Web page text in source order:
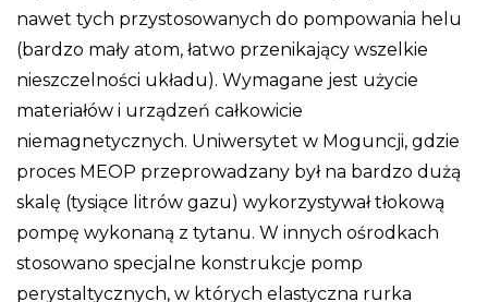
nawet tych przystosowanych do pompowania helu
(bardzo mały atom, łatwo przenikający wszelkie
nieszczelności układu). Wymagane jest użycie
materiałów i urządzeń całkowicie
niemagnetycznych. Uniwersytet w Moguncji, gdzie
proces MEOP przeprowadzany był na bardzo dużą
skalę (tysiące litrów gazu) wykorzystywał tłokową
pompę wykonaną z tytanu. W innych ośrodkach
stosowano specjalne konstrukcje pomp
perystaltycznych, w których elastyczna rurka